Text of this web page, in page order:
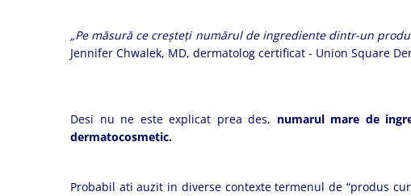
„Pe măsură ce creșteți numărul de ingrediente dintr-un
Jennifer Chwalek, MD, dermatolog certificat - Union Square
Desi nu ne este explicat prea des, numarul mare de
dermatocosmetic.
Probabil ati auzit in diverse contexte termenul de “produs